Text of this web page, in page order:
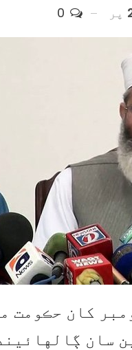
پر
کان حڪومت
سان